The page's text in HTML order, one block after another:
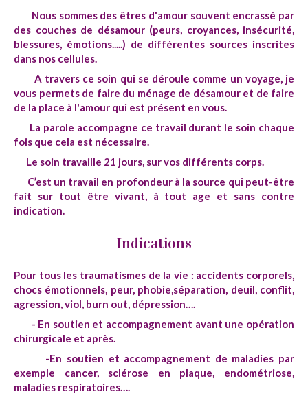
Nous sommes des êtres d'amour souvent encrassé par
des couches de désamour (peurs, croyances, insécurité,
blessures, émotions.....) de différentes sources inscrites
dans nos cellules.
A travers ce soin qui se déroule comme un voyage, je
vous permets de faire du ménage de désamour et de faire
de la place à l'amour qui est présent en vous.
La parole accompagne ce travail durant le soin chaque
fois que cela est nécessaire.
Le soin travaille 21 jours, sur vos différents corps.
C’est un travail en profondeur à la source qui peut-être
fait sur tout être vivant, à tout age et sans contre
indication.
Indications
Pour tous les traumatismes de la vie : accidents corporels,
chocs émotionnels, peur, phobie,séparation, deuil, conflit,
agression, viol, burn out, dépression….
- En soutien et accompagnement avant une opération
chirurgicale et après.
-En soutien et accompagnement de maladies par
exemple cancer, sclérose en plaque, endométriose,
maladies respiratoires….